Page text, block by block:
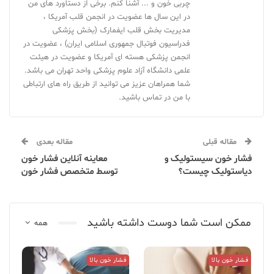
چربی خون و ... آشنا کنم. برخی از دستاورد های من
در این سال ها عضویت در انجمن قلب آمریکا ،
مدیریت بخش قلب ایفمارک (بخش پزشکی
فدراسیون فوتبال جمهوری اسلامی ایران) ، عضویت در
انجمن پزشکی هسته ای آمریکا و عضویت در هیئت
علمی دانشگاه آزاد علوم پزشکی واحد تهران می باشد.
شما همراهان عزیز می توانید از طریق راه های ارتباطی
با من در تماس باشید.
مقاله قبلی
فشار خون سیستولیک و
دیاستولیک چیست؟
مقاله بعدی
معاینه آنلاین فشار خون
توسط متخصص فشار خون
همه ممکن است شما دوست داشته باشید
فشار خون بالا فشار خون بالا